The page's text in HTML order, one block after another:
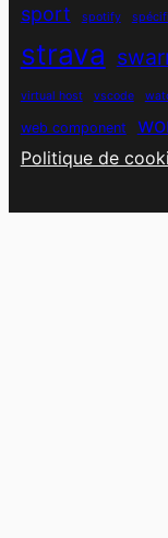
sport spotify
strava
virtual host vscode
web component
Politique de